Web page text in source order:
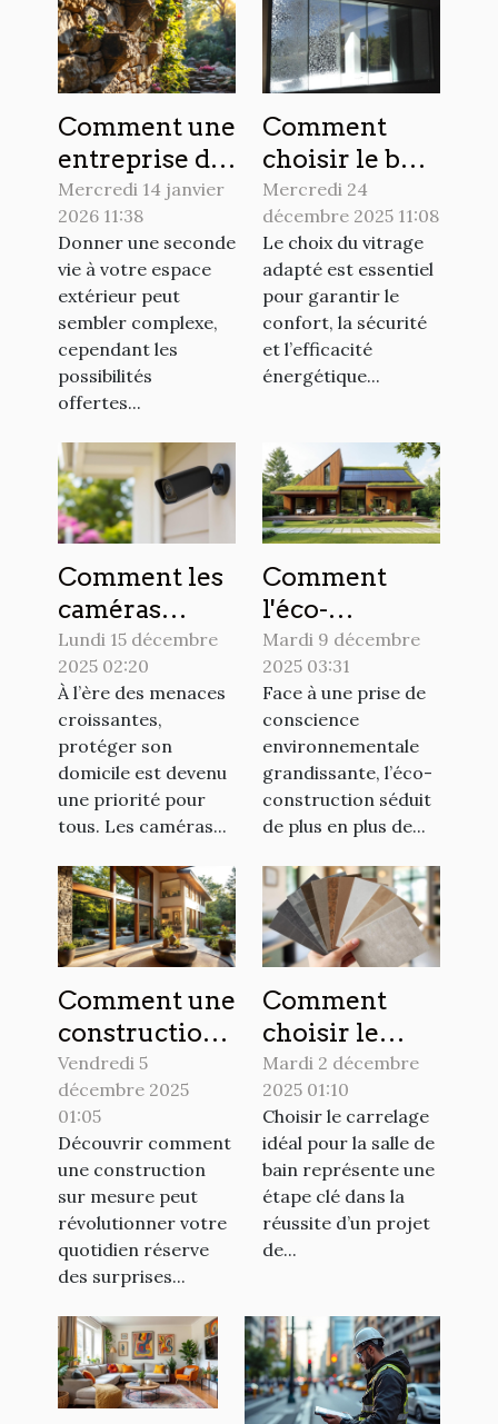
Comment une
entreprise de
maçonnerie
peut
transformer
votre espace
extérieur ?
Mercredi 14 janvier
2026 11:38
Donner une seconde
vie à votre espace
extérieur peut
sembler complexe,
cependant les
possibilités
offertes...
Comment
choisir le bon
type de
vitrage pour
votre maison
?
Mercredi 24
décembre 2025 11:08
Le choix du vitrage
adapté est essentiel
pour garantir le
confort, la sécurité
et l’efficacité
énergétique...
Comment les
caméras
discrètes
peuvent
renforcer la
sécurité de
votre
domicile ?
Lundi 15 décembre
2025 02:20
À l’ère des menaces
croissantes,
protéger son
domicile est devenu
une priorité pour
tous. Les caméras...
Comment
l'éco-
construction
peut
transformer
votre espace
de vie ?
Mardi 9 décembre
2025 03:31
Face à une prise de
conscience
environnementale
grandissante, l’éco-
construction séduit
de plus en plus de...
Comment une
construction
sur mesure
peut
transformer
votre
quotidien ?
Vendredi 5
décembre 2025
01:05
Découvrir comment
une construction
sur mesure peut
révolutionner votre
quotidien réserve
des surprises...
Comment
choisir le
carrelage
idéal pour
votre salle de
bain ?
Mardi 2 décembre
2025 01:10
Choisir le carrelage
idéal pour la salle de
bain représente une
étape clé dans la
réussite d’un projet
de...